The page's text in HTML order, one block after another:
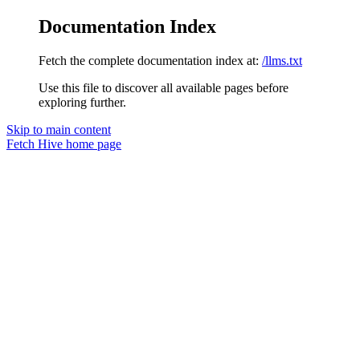
Documentation Index
Fetch the complete documentation index at: /llms.txt
Use this file to discover all available pages before
exploring further.
Skip to main content
Fetch Hive home page